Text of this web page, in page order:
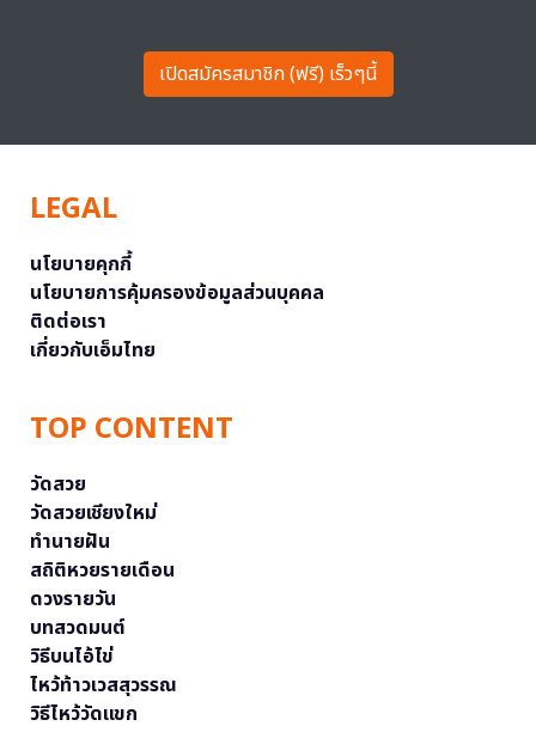
เปิดสมัครสมาชิก (ฟรี) เร็วๆนี้
LEGAL
นโยบายคุกกี้
นโยบายการคุ้มครองข้อมูลส่วนบุคคล
ติดต่อเรา
เกี่ยวกับเอ็มไทย
TOP CONTENT
วัดสวย
วัดสวยเชียงใหม่
ทำนายฝัน
สถิติหวยรายเดือน
ดวงรายวัน
บทสวดมนต์
วิธีบนไอ้ไข่
ไหว้ท้าวเวสสุวรรณ
วิธีไหว้วัดแขก